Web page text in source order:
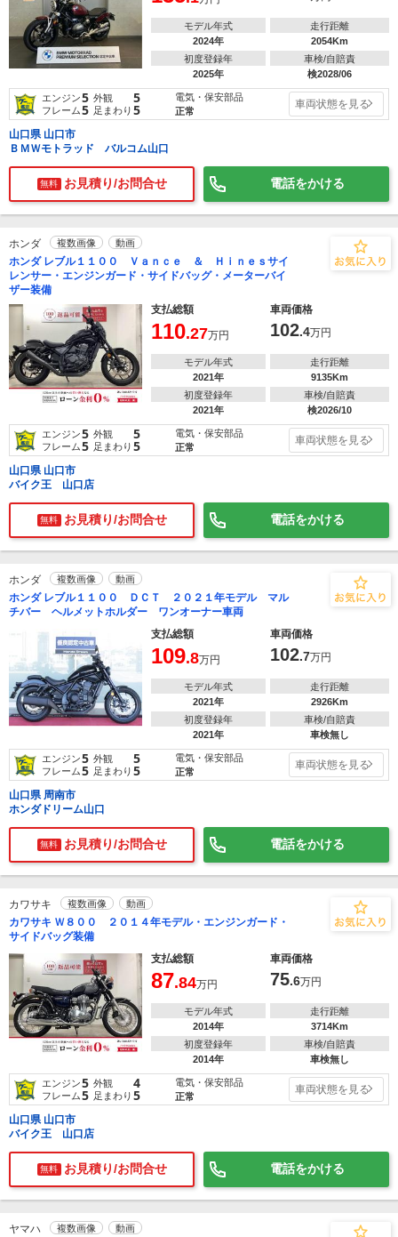
モデル年式
2024年
走行距離
2054Km
初度登録年
2025年
車検/自賠責
検2028/06
エンジン5 外観 5
フレーム5 足まわり 5
電気・保安部品
正常
車両状態を見る
山口県 山口市
ＢＭＷモトラッド バルコム山口
無料 お見積り/お問合せ 電話をかける
ホンダ 複数画像 動画
ホンダ レブル１１００ Ｖａｎｃｅ ＆ Ｈｉｎｅｓサイ
レンサー・エンジンガード・サイドバッグ・メーターバイ
ザー装備
支払総額
車両価格
110.27万円 102.4万円
モデル年式
2021年
走行距離
9135Km
初度登録年
2021年
車検/自賠責
検2026/10
エンジン5 外観 5
フレーム5 足まわり 5
電気・保安部品
正常
車両状態を見る
山口県 山口市
バイク王 山口店
無料 お見積り/お問合せ 電話をかける
ホンダ 複数画像 動画
ホンダ レブル１１００ ＤＣＴ ２０２１年モデル マル
チバー ヘルメットホルダー ワンオーナー車両
支払総額
車両価格
109.8万円 102.7万円
モデル年式
2021年
走行距離
2926Km
初度登録年
2021年
車検/自賠責
車検無し
エンジン5 外観 5
フレーム5 足まわり 5
電気・保安部品
正常
車両状態を見る
山口県 周南市
ホンダドリーム山口
無料 お見積り/お問合せ 電話をかける
カワサキ 複数画像 動画
カワサキ Ｗ８００ ２０１４年モデル・エンジンガード・
サイドバッグ装備
支払総額
車両価格
87.84万円 75.6万円
モデル年式
2014年
走行距離
3714Km
初度登録年
2014年
車検/自賠責
車検無し
エンジン5 外観 4
フレーム5 足まわり 5
電気・保安部品
正常
車両状態を見る
山口県 山口市
バイク王 山口店
無料 お見積り/お問合せ 電話をかける
ヤマハ 複数画像 動画